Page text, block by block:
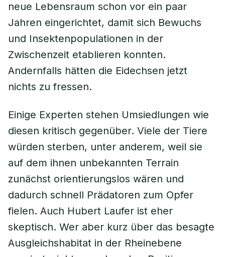
neue Lebensraum schon vor ein paar
Jahren eingerichtet, damit sich Bewuchs
und Insektenpopulationen in der
Zwischenzeit etablieren konnten.
Andernfalls hätten die Eidechsen jetzt
nichts zu fressen.
Einige Experten stehen Umsiedlungen wie
diesen kritisch gegenüber. Viele der Tiere
würden sterben, unter anderem, weil sie
auf dem ihnen unbekannten Terrain
zunächst orientierungslos wären und
dadurch schnell Prädatoren zum Opfer
fielen. Auch Hubert Laufer ist eher
skeptisch. Wer aber kurz über das besagte
Ausgleichshabitat in der Rheinebene